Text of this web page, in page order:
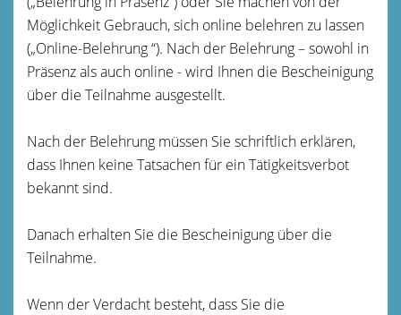
Möglichkeit Gebrauch, sich online belehren zu lassen
(„Online-Belehrung “). Nach der Belehrung – sowohl in
Präsenz als auch online - wird Ihnen die Bescheinigung
über die Teilnahme ausgestellt.
Nach der Belehrung müssen Sie schriftlich erklären,
dass Ihnen keine Tatsachen für ein Tätigkeitsverbot
bekannt sind.
Danach erhalten Sie die Bescheinigung über die
Teilnahme.
Wenn der Verdacht besteht, dass Sie die